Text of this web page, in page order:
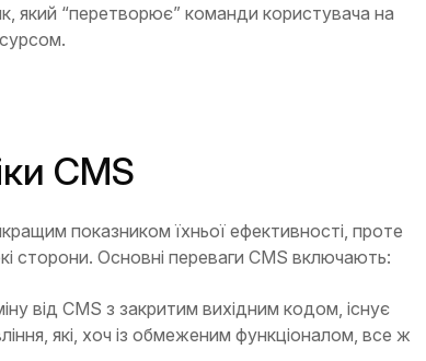
який “перетворює” команди користувача на
CMS
показником їхньої ефективності, проте
сторони. Основні переваги CMS включають:
від CMS з закритим вихідним кодом, існує
які, хоч із обмеженим функціоналом, все ж